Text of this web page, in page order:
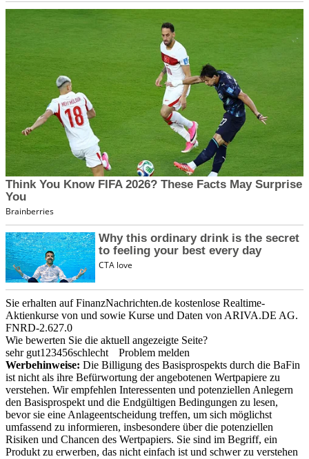
Sie erhalten auf FinanzNachrichten.de kostenlose Realtime-
Aktienkurse von und sowie Kurse und Daten von ARIVA.DE AG.
FNRD-2.627.0
Wie bewerten Sie die aktuell angezeigte Seite?
sehr gut1 23456schlecht
Problem melden
Werbehinweise: Die Billigung des Basisprospekts durch die BaFin
ist nicht als ihre Befürwortung der angebotenen Wertpapiere zu
verstehen. Wir empfehlen Interessenten und potenziellen Anlegern
den Basisprospekt und die Endgültigen Bedingungen zu lesen,
bevor sie eine Anlageentscheidung treffen, um sich möglichst
umfassend zu informieren, insbesondere über die potenziellen
Risiken und Chancen des Wertpapiers. Sie sind im Begriff, ein
Produkt zu erwerben, das nicht einfach ist und schwer zu verstehen